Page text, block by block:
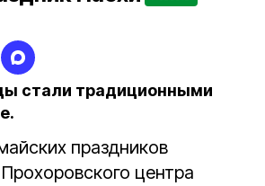
стали традиционными
праздников
центра